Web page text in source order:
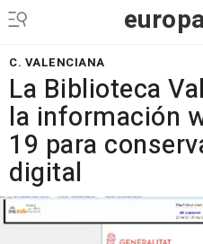
C. VALENCIANA
La Biblioteca
la información
19 para
digital